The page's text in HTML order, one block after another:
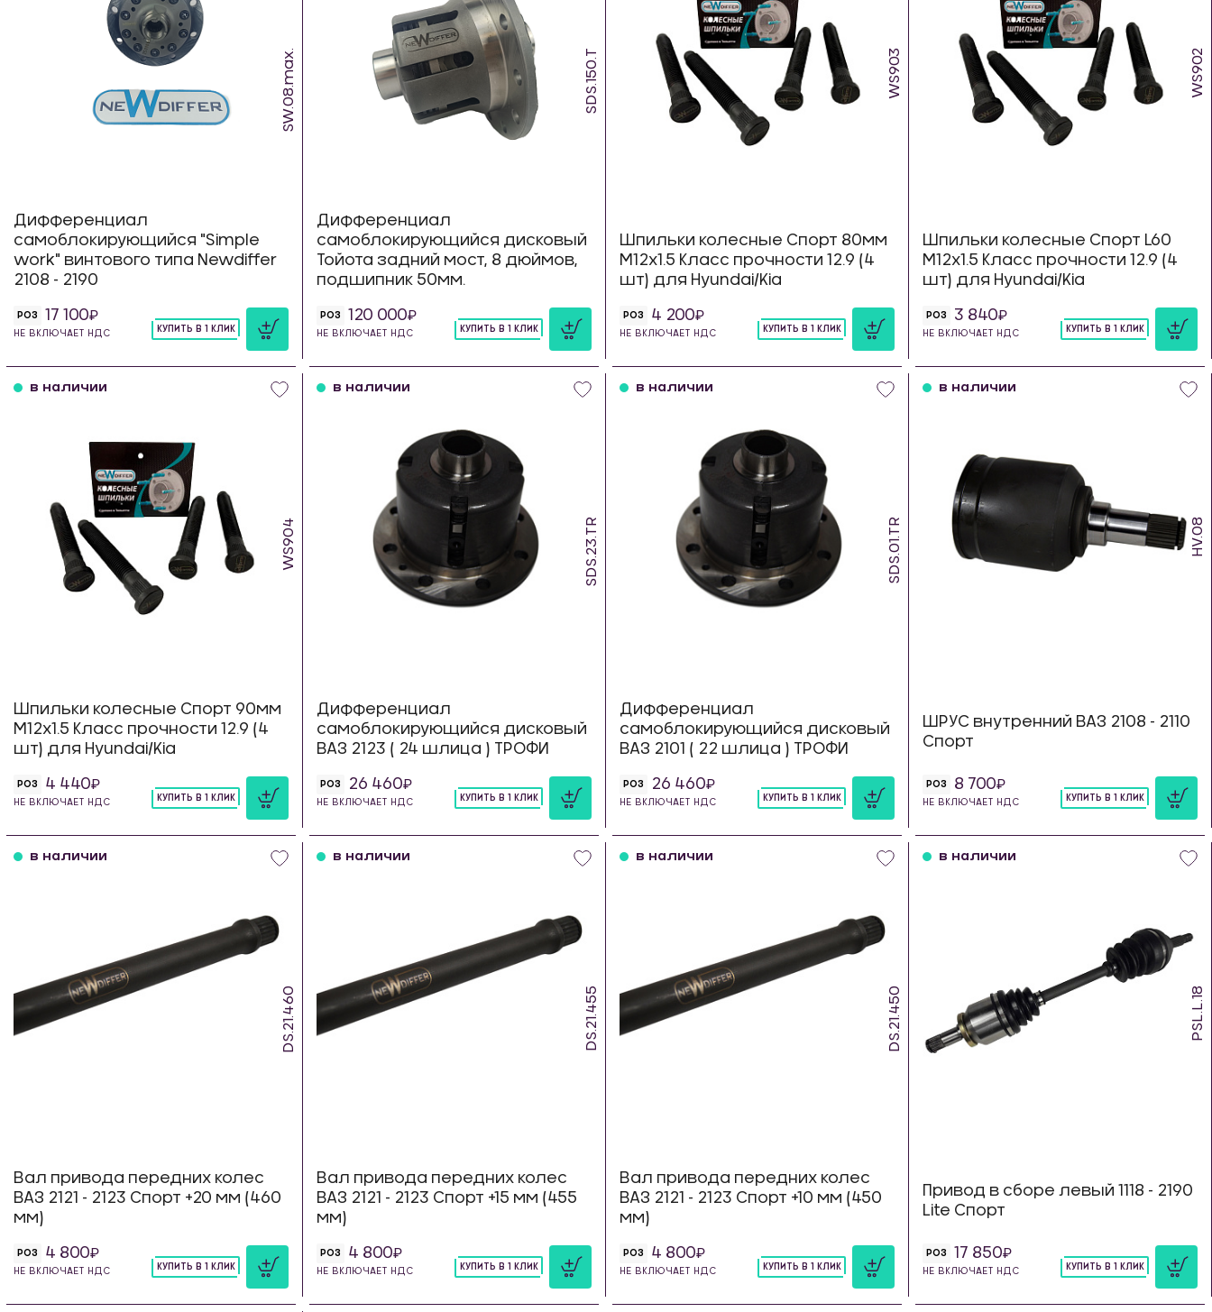
SW.08.max.
Дифференциал
самоблокирующийся "Simple
work" винтового типа Newdiffer
2108 - 2190
РОЗ 17 100
НЕ ВКЛЮЧАЕТ НДС КУПИТЬ В 1 КЛИК
SDS.150.T
Дифференциал
самоблокирующийся дисковый
Тойота задний мост, 8 дюймов,
подшипник 50мм.
РОЗ 120 000
НЕ ВКЛЮЧАЕТ НДС КУПИТЬ В 1 КЛИК
WS903
Шпильки колесные Спорт 80мм
М12х1.5 Класс прочности 12.9 (4
шт) для Hyundai/Kia
РОЗ 4 200
НЕ ВКЛЮЧАЕТ НДС КУПИТЬ В 1 КЛИК
WS902
Шпильки колесные Спорт L60
М12х1.5 Класс прочности 12.9 (4
шт) для Hyundai/Kia
РОЗ 3 840
НЕ ВКЛЮЧАЕТ НДС КУПИТЬ В 1 КЛИК
WS904
в наличии
Шпильки колесные Спорт 90мм
М12х1.5 Класс прочности 12.9 (4
шт) для Hyundai/Kia
РОЗ 4 440
НЕ ВКЛЮЧАЕТ НДС КУПИТЬ В 1 КЛИК
SDS.23.TR
в наличии
Дифференциал
самоблокирующийся дисковый
ВАЗ 2123 ( 24 шлица ) ТРОФИ
РОЗ 26 460
НЕ ВКЛЮЧАЕТ НДС КУПИТЬ В 1 КЛИК
SDS.01.TR
в наличии
Дифференциал
самоблокирующийся дисковый
ВАЗ 2101 ( 22 шлица ) ТРОФИ
РОЗ 26 460
НЕ ВКЛЮЧАЕТ НДС КУПИТЬ В 1 КЛИК
HV.08
в наличии
ШРУС внутренний ВАЗ 2108 - 2110
Спорт
РОЗ 8 700
НЕ ВКЛЮЧАЕТ НДС КУПИТЬ В 1 КЛИК
DS.21.460
в наличии
Вал привода передних колес
ВАЗ 2121 - 2123 Спорт +20 мм (460
мм)
РОЗ 4 800
НЕ ВКЛЮЧАЕТ НДС КУПИТЬ В 1 КЛИК
DS.21.455
в наличии
Вал привода передних колес
ВАЗ 2121 - 2123 Спорт +15 мм (455
мм)
РОЗ 4 800
НЕ ВКЛЮЧАЕТ НДС КУПИТЬ В 1 КЛИК
DS.21.450
в наличии
Вал привода передних колес
ВАЗ 2121 - 2123 Спорт +10 мм (450
мм)
РОЗ 4 800
НЕ ВКЛЮЧАЕТ НДС КУПИТЬ В 1 КЛИК
PSL.L.18
в наличии
Привод в сборе левый 1118 - 2190
Lite Спорт
РОЗ 17 850
НЕ ВКЛЮЧАЕТ НДС КУПИТЬ В 1 КЛИК